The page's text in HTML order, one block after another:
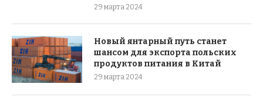
29 марта 2024
Новый янтарный путь станет
шансом для экспорта польских
продуктов питания в Китай
29 марта 2024